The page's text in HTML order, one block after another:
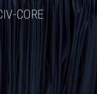
CORE